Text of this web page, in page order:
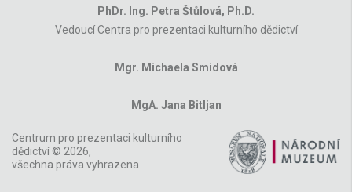
PhDr. Ing. Petra Štůlová, Ph.D.
Vedoucí Centra pro prezentaci kulturního dědictví
Mgr. Michaela Smidová
MgA. Jana Bitljan
Centrum pro prezentaci kulturního
dědictví © 2026,
všechna práva vyhrazena